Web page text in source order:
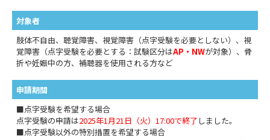
対象者
肢体不自由、聴覚障害、視覚障害（点字受験を必要としない）、視
覚障害（点字受験を必要とする：試験区分はAP・NWが対象）、骨
折や妊娠中の方、補聴器を使用される方など
申請期間
■点字受験を希望する場合
点字受験の申請は2025年1月21日（火）17:00で終了 しました。
■点字受験以外の特別措置を希望する場合